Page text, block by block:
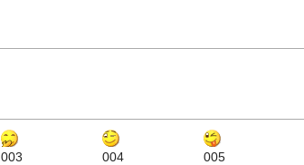
003
004
005